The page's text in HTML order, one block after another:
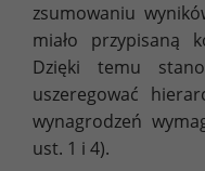
zsumowaniu
miało przypisaną
Dzięki temu
uszeregować
wynagrodzeń
ust. 1 i 4).